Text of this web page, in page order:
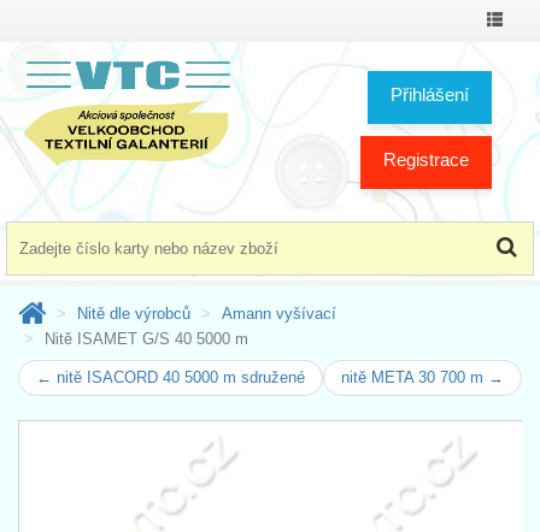
Přihlášení
Registrace
Nitě dle výrobců
Amann vyšívací
Nitě ISAMET G/S 40 5000 m
← nitě ISACORD 40 5000 m sdružené nitě META 30 700 m →